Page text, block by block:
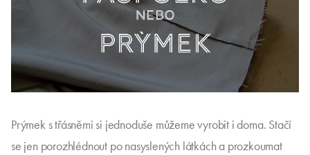
Prýmek s třásněmi si jednoduše můžeme vyrobit i doma. Stačí
se jen porozhlédnout po nasyslených látkách a prozkoumat